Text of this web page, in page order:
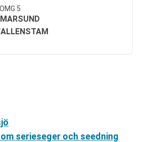
5
serieseger och seedning